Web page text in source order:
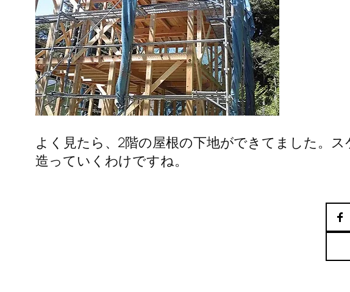
よく見たら、2階の屋根の下地ができてました。
造っていくわけですね。